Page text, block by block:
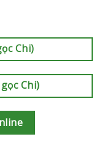
Chi)
Chi)